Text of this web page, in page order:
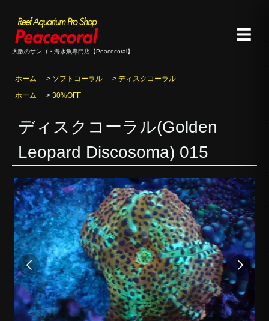
大阪のサンゴ・海水魚専門店【Peacecoral】
☰
ホーム > ソフトコーラル > ディスクコーラル
ホーム
> 30%OFF
ディスクコーラル(Golden
Leopard Discosoma) 015